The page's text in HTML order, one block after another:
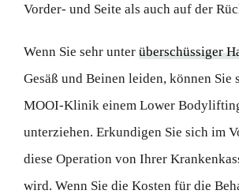
Vorder- und Seite als auch auf der
Wenn Sie sehr unter überschüssiger
Gesäß und Beinen leiden, können Sie
MOOI-Klinik einem Lower
unterziehen. Erkundigen Sie sich im
diese Operation von Ihrer
wird. Wenn Sie die Kosten für die